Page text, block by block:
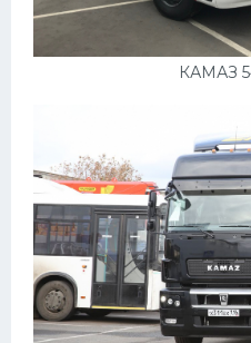
КАМАЗ